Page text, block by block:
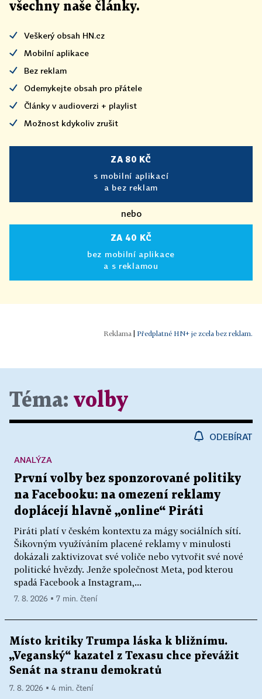
všechny naše články.
Veškerý obsah HN.cz
Mobilní aplikace
Bez reklam
Odemykejte obsah pro přátele
Články v audioverzi + playlist
Možnost kdykoliv zrušit
ZA 80 KČ
s mobilní aplikací
a bez reklam
nebo
ZA 40 KČ
bez mobilní aplikace
a s reklamou
Předplatné HN+ je zcela bez reklam.
Téma: volby
ODEBÍRAT
První volby bez sponzorované politiky
na Facebooku: na omezení reklamy
doplácejí hlavně „online“ Piráti
Piráti platí v českém kontextu za mágy sociálních sítí.
Šikovným využíváním placené reklamy v minulosti
dokázali zaktivizovat své voliče nebo vytvořit své nové
politické hvězdy. Jenže společnost Meta, pod kterou
spadá Facebook a Instagram,...
ANALÝZA
7. 8. 2026 ▪ 7 min. čtení
Místo kritiky Trumpa láska k bližnímu.
„Veganský“ kazatel z Texasu chce převážit
Senát na stranu demokratů
7. 8. 2026 ▪ 4 min. čtení